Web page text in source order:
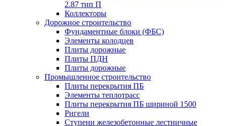
2.87 тип П
Коллекторы
Дорожное строительство
Фундаментные блоки (ФБС)
Элементы колодцев
Плиты дорожные
Плиты ПДН
Плиты дорожные
Промышленное строительство
Плиты перекрытия ПБ
Элементы теплотрасс
Плиты перекрытия ПБ шириной 1500
Ригели
Ступени железобетонные лестничные